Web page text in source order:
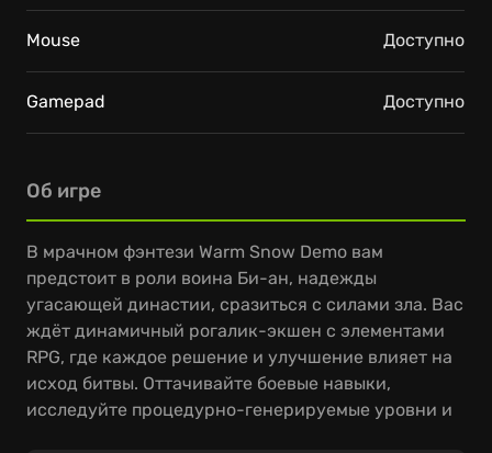
Об игре
В мрачном фэнтези Warm Snow Demo вам
предстоит в роли воина Би-ан, надежды
угасающей династии, сразиться с силами зла. Вас
ждёт динамичный рогалик-экшен с элементами
RPG, где каждое решение и улучшение влияет на
исход битвы. Оттачивайте боевые навыки,
исследуйте процедурно-генерируемые уровни и
Mouse Доступно
Gamepad Доступно